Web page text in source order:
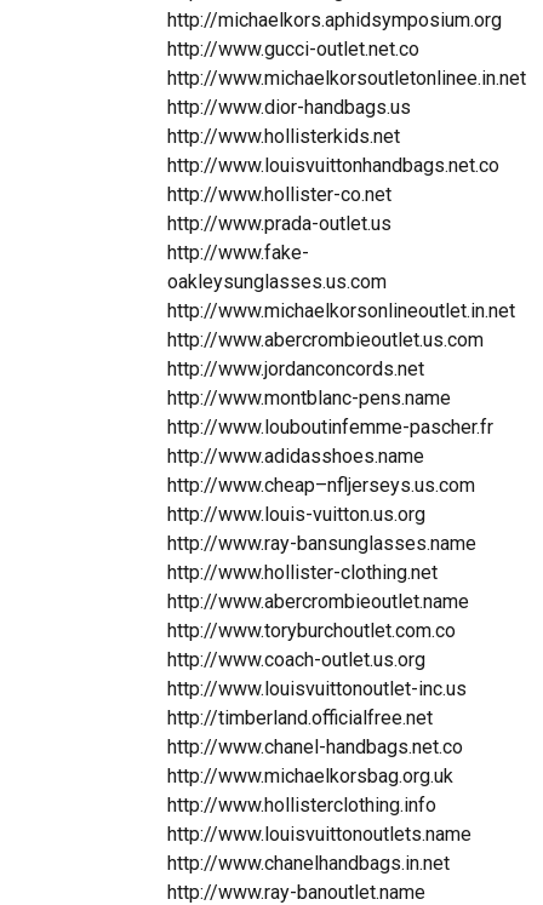
http://michaelkors.aphidsymposium.org
http://www.gucci-outlet.net.co
http://www.michaelkorsoutletonlinee.in.net
http://www.dior-handbags.us
http://www.hollisterkids.net
http://www.louisvuittonhandbags.net.co
http://www.hollister-co.net
http://www.prada-outlet.us
http://www.fake-
oakleysunglasses.us.com
http://www.michaelkorsonlineoutlet.in.net
http://www.abercrombieoutlet.us.com
http://www.jordanconcords.net
http://www.montblanc-pens.name
http://www.louboutinfemme-pascher.fr
http://www.adidasshoes.name
http://www.cheap–nfljerseys.us.com
http://www.louis-vuitton.us.org
http://www.ray-bansunglasses.name
http://www.hollister-clothing.net
http://www.abercrombieoutlet.name
http://www.toryburchoutlet.com.co
http://www.coach-outlet.us.org
http://www.louisvuittonoutlet-inc.us
http://timberland.officialfree.net
http://www.chanel-handbags.net.co
http://www.michaelkorsbag.org.uk
http://www.hollisterclothing.info
http://www.louisvuittonoutlets.name
http://www.chanelhandbags.in.net
http://www.ray-banoutlet.name